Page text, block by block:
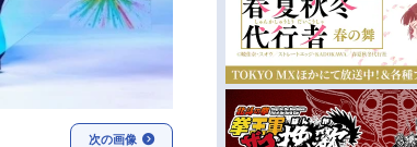
次の画像